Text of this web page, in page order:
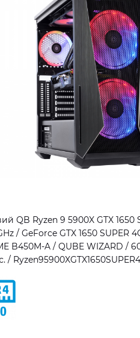
QB Ryzen 9 5900X GTX 1650
/ GeForce GTX 1650 SUPER
B450M-A / QUBE WIZARD /